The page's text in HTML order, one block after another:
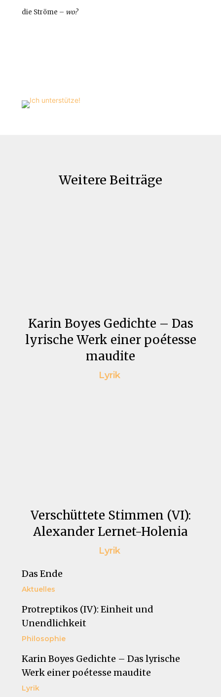
die Ströme – wo?
Weitere Beiträge
Karin Boyes Gedichte – Das
lyrische Werk einer poétesse
maudite
Lyrik
Verschüttete Stimmen (VI):
Alexander Lernet-Holenia
Lyrik
Das Ende
Aktuelles
Protreptikos (IV): Einheit und
Unendlichkeit
Philosophie
Karin Boyes Gedichte – Das lyrische
Werk einer poétesse maudite
Lyrik